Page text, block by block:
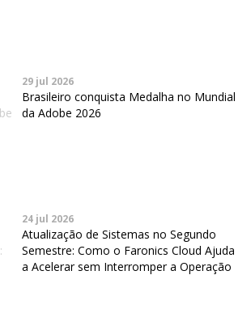
29 jul 2026
Brasileiro conquista Medalha no Mundial
da Adobe 2026
24 jul 2026
Atualização de Sistemas no Segundo
Semestre: Como o Faronics Cloud Ajuda
a Acelerar sem Interromper a Operação